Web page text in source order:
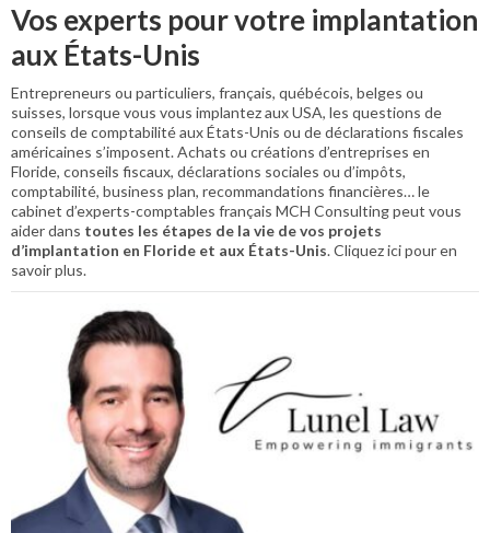
Vos experts pour votre implantation
aux États-Unis
Entrepreneurs ou particuliers, français, québécois, belges ou
suisses, lorsque vous vous implantez aux USA, les questions de
conseils de comptabilité aux États-Unis ou de déclarations fiscales
américaines s’imposent. Achats ou créations d’entreprises en
Floride, conseils fiscaux, déclarations sociales ou d’impôts,
comptabilité, business plan, recommandations financières… le
cabinet d’experts-comptables français MCH Consulting peut vous
aider dans toutes les étapes de la vie de vos projets
d’implantation en Floride et aux États-Unis. Cliquez ici pour en
savoir plus.